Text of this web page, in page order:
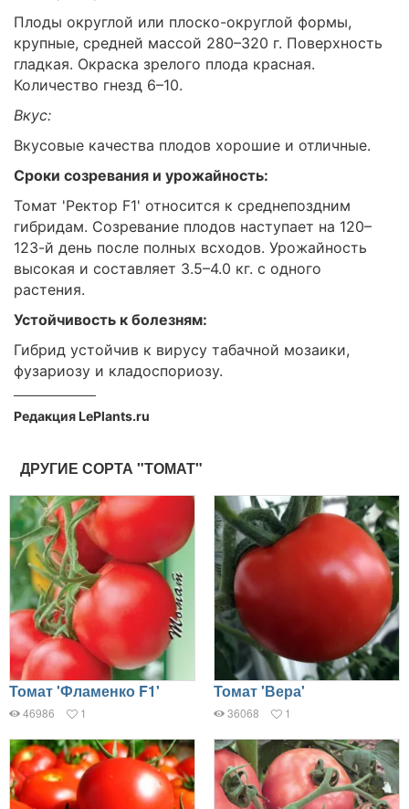
Плоды округлой или плоско-округлой формы,
крупные, средней массой 280–320 г. Поверхность
гладкая. Окраска зрелого плода красная.
Количество гнезд 6–10.
Вкус:
Вкусовые качества плодов хорошие и отличные.
Сроки созревания и урожайность:
Томат 'Ректор F1' относится к среднепоздним
гибридам. Созревание плодов наступает на 120–
123-й день после полных всходов. Урожайность
высокая и составляет 3.5–4.0 кг. с одного
растения.
Устойчивость к болезням:
Гибрид устойчив к вирусу табачной мозаики,
фузариозу и кладоспориозу.
Редакция LePlants.ru
ДРУГИЕ СОРТА "ТОМАТ"
Томат 'Фламенко F1'
46986 1
Томат 'Вера'
36068 1